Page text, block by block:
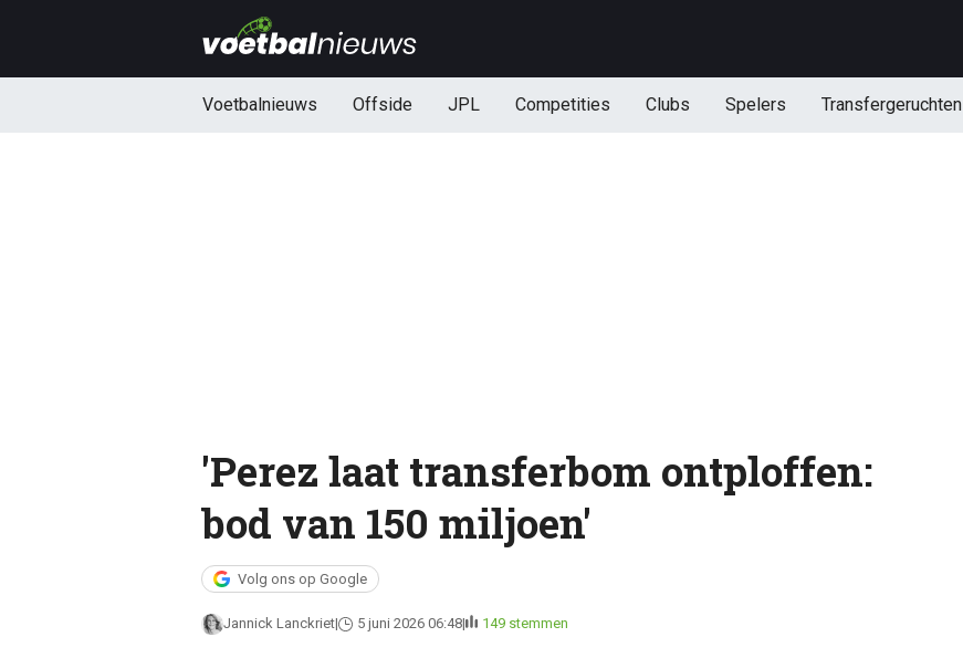
Voetbalnieuws Offside JPL Competities Clubs Spelers Transfergeruchten
'Perez laat transferbom ontploffen:
bod van 150 miljoen'
Volg ons op Google
Jannick Lanckriet 5 juni 2026 06:48 149 stemmen